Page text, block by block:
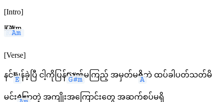
[Intro]
EG#m
AAm
[Verse]
နင်E
ချန်ခဲ့ပြီ ငါ့ကိုပြန်G#m
လှည့်မကြည့် အမှတ်မA
ရှိဘဲ ထပ်ခါပတ်သတ်မိ
မင်းAm
ပြောတဲ့ အကျိုးအကြောင်းတွေ အဆက်စပ်မရှိ